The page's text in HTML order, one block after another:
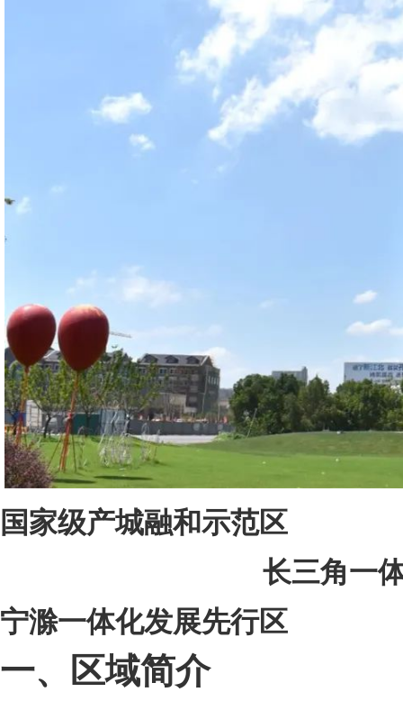
国家级产城融和示范区
长三角一
宁滁一体化发展先行区
一、区域简介